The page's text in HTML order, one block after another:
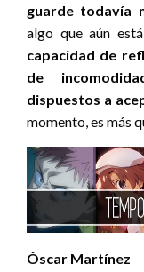
guarde todavía
algo que aún
capacidad de
de
dispuestos a
momento, es más
Óscar Martínez